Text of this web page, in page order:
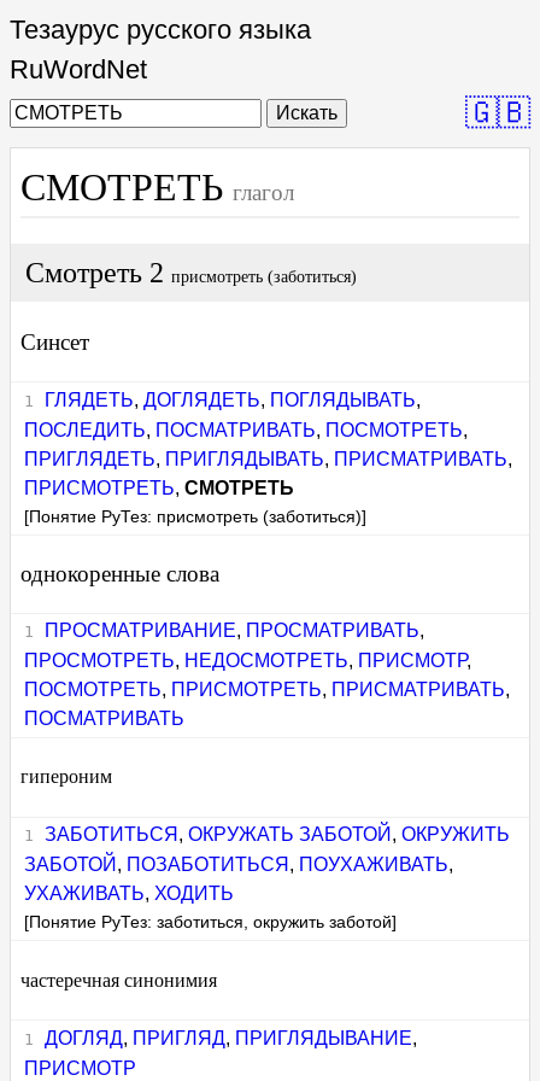
Тезаурус русского языка
RuWordNet
Искать 🇬🇧
СМОТРЕТЬ глагол
Смотреть 2 присмотреть (заботиться)
Синсет
ГЛЯДЕТЬ, ДОГЛЯДЕТЬ, ПОГЛЯДЫВАТЬ,
ПОСЛЕДИТЬ, ПОСМАТРИВАТЬ, ПОСМОТРЕТЬ,
ПРИГЛЯДЕТЬ, ПРИГЛЯДЫВАТЬ, ПРИСМАТРИВАТЬ,
ПРИСМОТРЕТЬ,СМОТРЕТЬ
[Понятие РуТез: присмотреть (заботиться)]
однокоренные слова
ПРОСМАТРИВАНИЕ, ПРОСМАТРИВАТЬ,
ПРОСМОТРЕТЬ, НЕДОСМОТРЕТЬ, ПРИСМОТР,
ПОСМОТРЕТЬ, ПРИСМОТРЕТЬ, ПРИСМАТРИВАТЬ,
ПОСМАТРИВАТЬ
гипероним
ЗАБОТИТЬСЯ , ОКРУЖАТЬ ЗАБОТОЙ , ОКРУЖИТЬ
ЗАБОТОЙ , ПОЗАБОТИТЬСЯ , ПОУХАЖИВАТЬ,
УХАЖИВАТЬ, ХОДИТЬ
[Понятие РуТез: заботиться, окружить заботой]
частеречная синонимия
ДОГЛЯД, ПРИГЛЯД, ПРИГЛЯДЫВАНИЕ,
ПРИСМОТР